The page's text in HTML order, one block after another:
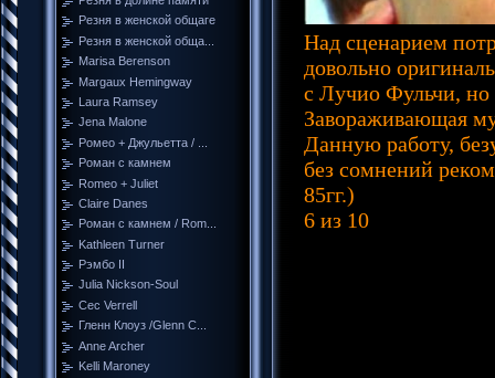
Резня в женской общаге
Резня в женской обща...
Marisa Berenson
Margaux Hemingway
Laura Ramsey
Jena Malone
Ромео + Джульетта / ...
Роман с камнем
Romeo + Juliet
Claire Danes
Роман с камнем / Rom...
Kathleen Turner
Рэмбо II
Julia Nickson-Soul
Cec Verrell
Гленн Клоуз /Glenn C...
Anne Archer
Kelli Maroney
Над сценарием
довольно
с Лучио Фульчи, но
Завораживающая
Данную работу,
без сомнений
85гг.)
6 из 10